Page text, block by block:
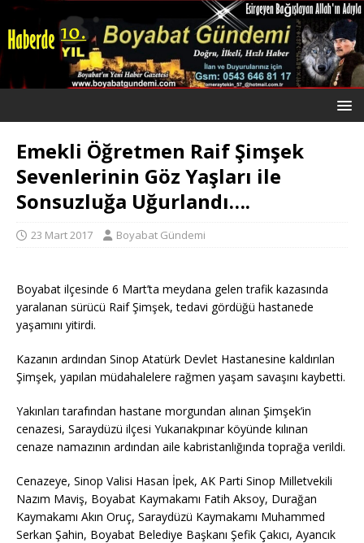
Emekli Öğretmen Raif Şimşek
Sevenlerinin Göz Yaşları ile
Sonsuzluğa Uğurlandı….
23 Mart 2017 Boyabat Gündemi
Boyabat ilçesinde 6 Mart’ta meydana gelen trafik kazasında
yaralanan sürücü Raif Şimşek, tedavi gördüğü hastanede
yaşamını yitirdi.
Kazanın ardından Sinop Atatürk Devlet Hastanesine kaldırılan
Şimşek, yapılan müdahalelere rağmen yaşam savaşını kaybetti.
Yakınları tarafından hastane morgundan alınan Şimşek’in
cenazesi, Saraydüzü ilçesi Yukarıakpınar köyünde kılınan
cenaze namazının ardından aile kabristanlığında toprağa verildi.
Cenazeye, Sinop Valisi Hasan İpek, AK Parti Sinop Milletvekili
Nazım Maviş, Boyabat Kaymakamı Fatih Aksoy, Durağan
Kaymakamı Akın Oruç, Saraydüzü Kaymakamı Muhammed
Serkan Şahin, Boyabat Belediye Başkanı Şefik Çakıcı, Ayancık